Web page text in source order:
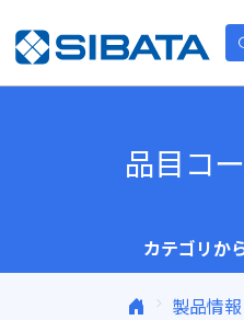
品目コ
カテゴリか
製品情